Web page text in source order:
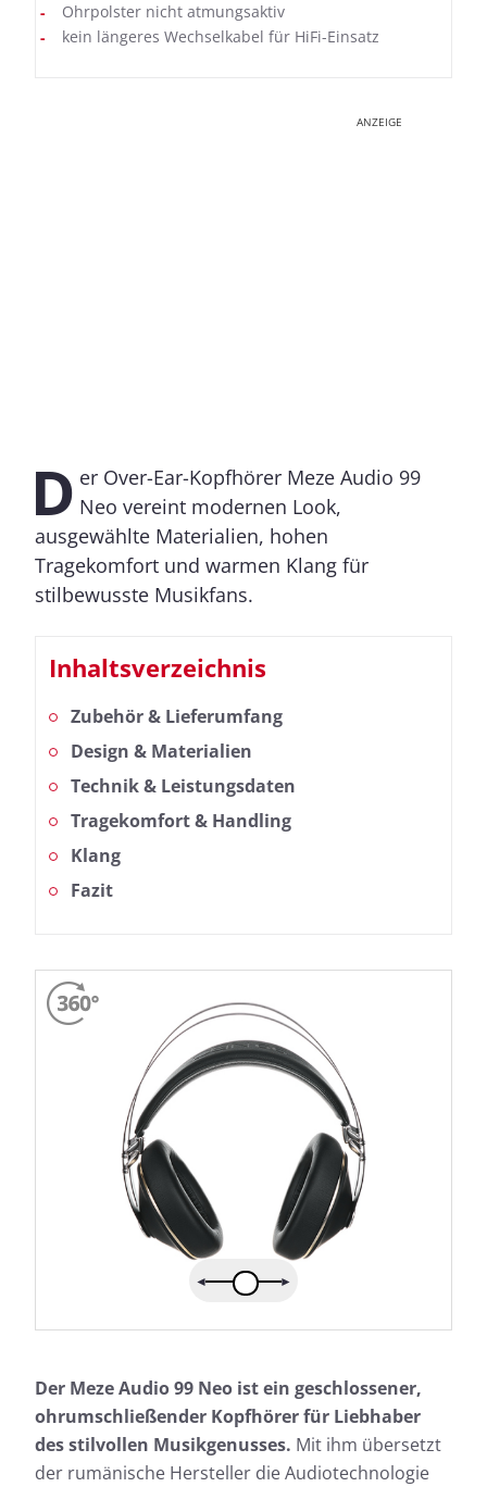
Ohrpolster nicht atmungsaktiv
kein längeres Wechselkabel für HiFi-Einsatz
ANZEIGE
D er Over-Ear-Kopfhörer Meze Audio 99
Neo vereint modernen Look,
ausgewählte Materialien, hohen
Tragekomfort und warmen Klang für
stilbewusste Musikfans.
Inhaltsverzeichnis
Zubehör & Lieferumfang
Design & Materialien
Technik & Leistungsdaten
Tragekomfort & Handling
Klang
Fazit
Der Meze Audio 99 Neo ist ein geschlossener,
ohrumschließender Kopfhörer für Liebhaber
des stilvollen Musikgenusses. Mit ihm übersetzt
der rumänische Hersteller die Audiotechnologie